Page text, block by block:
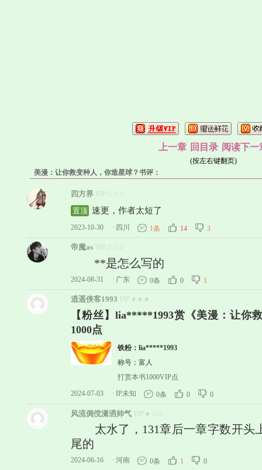
上一章 回目录 阅读下一
(按左右键翻页)
美漫：让你救变种人，你造星球？书评：
四方界 VIP☆☆☆
置顶 速更，作者太短了
2023-10-30 · 四川 1条 14 3
帝魔as VIP☆☆☆
**是怎么写的
2024-08-31 · 广东 0条 0 1
逍遥侠客1993 VIP★★★
【粉丝】lia*****1993赏《美漫：让你
1000点
铁粉：lia*****1993
称号：富人
打赏本书1000VIP点
2024-07-03 · IP未知 0条 0 0
风流倜傥潇洒帅气 VIP★☆☆
太水了，131章后一章字数开头
尾的
2024-06-16 · 河南 0条 1 0